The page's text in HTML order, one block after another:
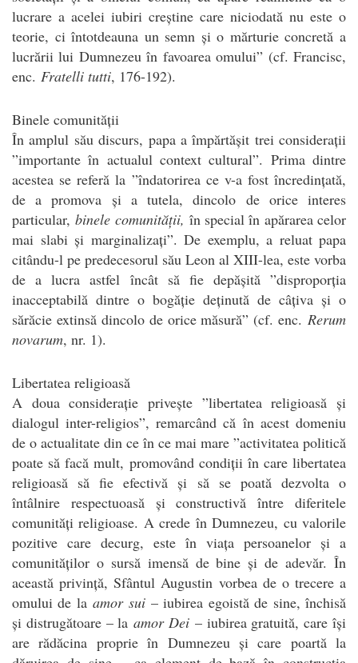
lucrare a acelei iubiri creștine care niciodată nu este o
teorie, ci întotdeauna un semn și o mărturie concretă a
lucrării lui Dumnezeu în favoarea omului” (cf. Francisc,
enc. Fratelli tutti, 176-192).
Binele comunității
În amplul său discurs, papa a împărtășit trei considerații
”importante în actualul context cultural”. Prima dintre
acestea se referă la ”îndatorirea ce v-a fost încredințată,
de a promova și a tutela, dincolo de orice interes
particular,binele comunității, în special în apărarea celor
mai slabi și marginalizați”. De exemplu, a reluat papa
citându-l pe predecesorul său Leon al XIII-lea, este vorba
de a lucra astfel încât să fie depășită ”disproporția
inacceptabilă dintre o bogăție deținută de câțiva și o
sărăcie extinsă dincolo de orice măsură” (cf. enc. Rerum
novarum, nr. 1).
Libertatea religioasă
A doua considerație privește ”libertatea religioasă și
dialogul inter-religios”, remarcând că în acest domeniu
de o actualitate din ce în ce mai mare ”activitatea politică
poate să facă mult, promovând condiții în care libertatea
religioasă să fie efectivă și să se poată dezvolta o
întâlnire respectuoasă și constructivă între diferitele
comunități religioase. A crede în Dumnezeu, cu valorile
pozitive care decurg, este în viața persoanelor și a
comunităților o sursă imensă de bine și de adevăr. În
această privință, Sfântul Augustin vorbea de o trecere a
omului de laamor sui– iubirea egoistă de sine, închisă
și distrugătoare – laamor Dei – iubirea gratuită, care își
are rădăcina proprie în Dumnezeu și care poartă la